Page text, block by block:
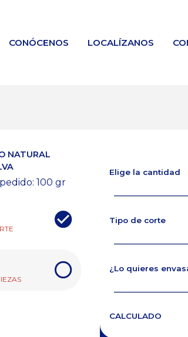
CONÓCENOS LOCALÍZANOS
NATURAL
100 gr
Elige la cantidad
Tipo de corte
¿Lo quieres
CALCULADO